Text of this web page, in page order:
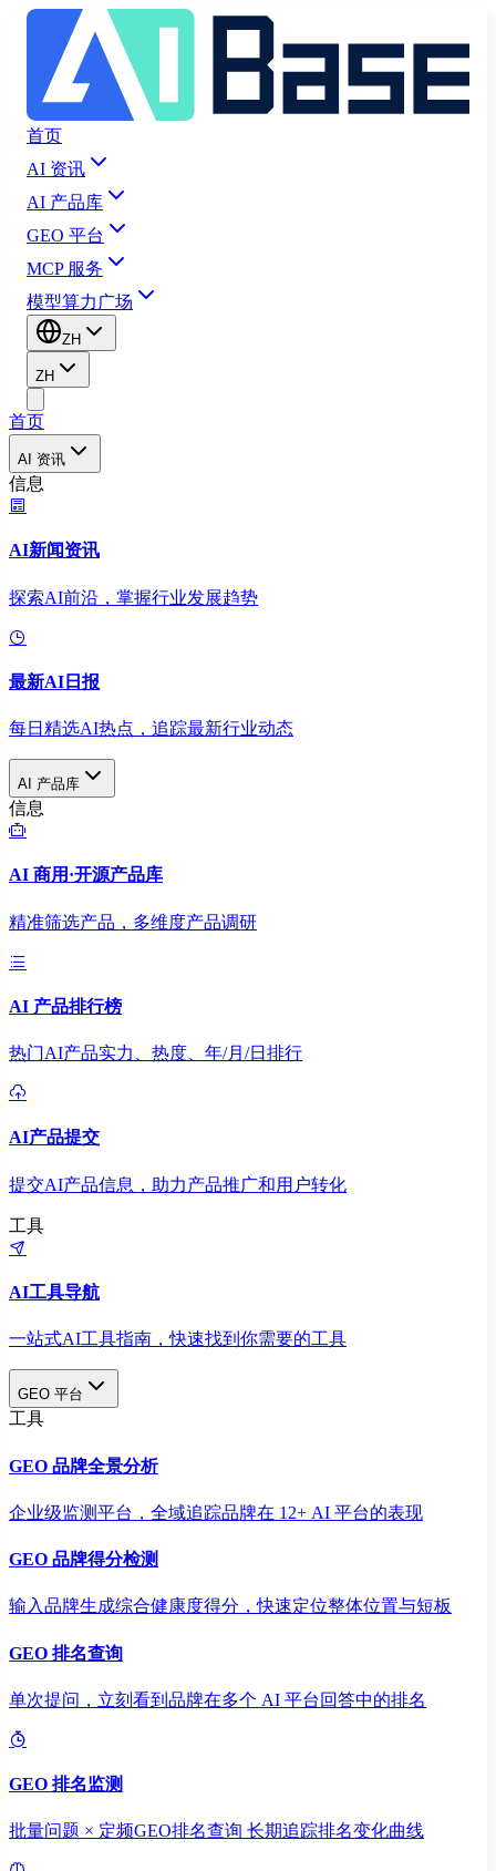
首页
AI 资讯
AI 产品库
GEO 平台
MCP 服务
模型算力广场
ZH
ZH
首页
AI 资讯
信息
AI新闻资讯
探索AI前沿，掌握行业发展趋势
最新AI日报
每日精选AI热点，追踪最新行业动态
AI 产品库
信息
AI 商用·开源产品库
精准筛选产品，多维度产品调研
AI 产品排行榜
热门AI产品实力、热度、年/月/日排行
AI产品提交
提交AI产品信息，助力产品推广和用户转化
工具
AI工具导航
一站式AI工具指南，快速找到你需要的工具
GEO 平台
工具
GEO 品牌全景分析
企业级监测平台，全域追踪品牌在 12+ AI 平台的表现
GEO 品牌得分检测
输入品牌生成综合健康度得分，快速定位整体位置与短板
GEO 排名查询
单次提问，立刻看到品牌在多个 AI 平台回答中的排名
GEO 排名监测
批量问题 × 定频GEO排名查询 长期追踪排名变化曲线